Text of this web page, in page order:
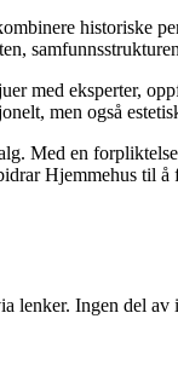
historiske
med eksperter,
men også
Med en
Hjemmehus til
Ingen del